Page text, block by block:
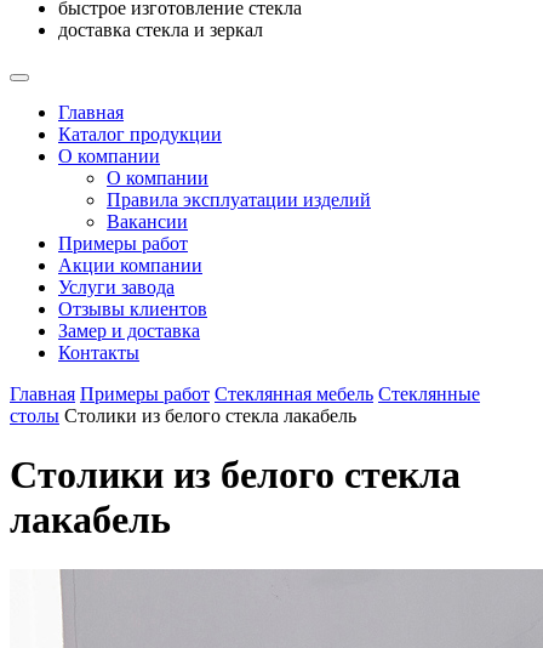
быстрое изготовление стекла
доставка стекла и зеркал
Главная
Каталог продукции
О компании
О компании
Правила эксплуатации изделий
Вакансии
Примеры работ
Акции компании
Услуги завода
Отзывы клиентов
Замер и доставка
Контакты
Главная Примеры работ Стеклянная мебель Стеклянные
столы Столики из белого стекла лакабель
Столики из белого стекла
лакабель